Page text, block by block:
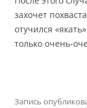
захочет
отучился
только очень-
Запись